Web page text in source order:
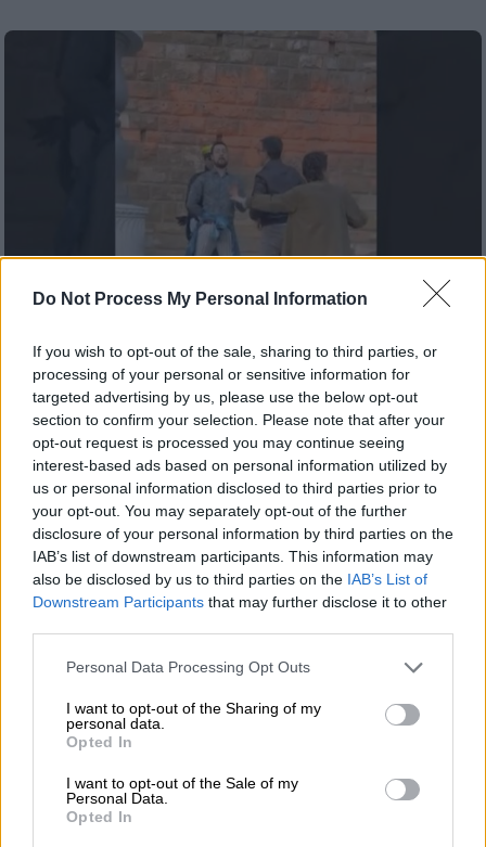
Do Not Process My Personal Information
If you wish to opt-out of the sale, sharing to third parties, or
processing of your personal or sensitive information for
targeted advertising by us, please use the below opt-out
section to confirm your selection. Please note that after your
opt-out request is processed you may continue seeing
interest-based ads based on personal information utilized by
us or personal information disclosed to third parties prior to
your opt-out. You may separately opt-out of the further
disclosure of your personal information by third parties on the
IAB’s list of downstream participants. This information may
also be disclosed by us to third parties on the IAB’s List of
Downstream Participants that may further disclose it to other
Please note that this website/app uses one or more Google
not limited to your visit or usage behaviour. You may click to
grant or deny consent to Google and its third-party tags to
use your data for below specified purposes in below Google
consent section.
Personal Data Processing Opt Outs
I want to opt-out of the Sharing of my
personal data.
Opted In
I want to opt-out of the Sale of my
Personal Data.
Opted In
Κόσμος|17.03.2023 23:03
Φλωρεντία: Ακτιβιστές λερώνουν με
μπογιά τοίχο του Παλάτσο Βέκιο - Βίντεο
από τη στιγμή της σύλληψης
Η ομάδα ακτιβιστών Ultima Generazione
(«Τελευταία Γενιά») «χτύπησε» ξανά, αυτή τη
φορά στη Φλωρεντία